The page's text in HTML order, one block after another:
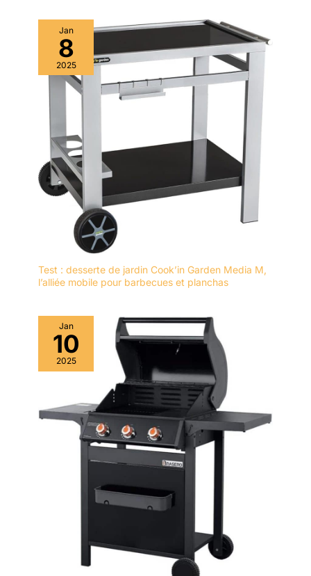
Jan
8
2025
Test : desserte de jardin Cook’in Garden Media M,
l’alliée mobile pour barbecues et planchas
Jan
10
2025